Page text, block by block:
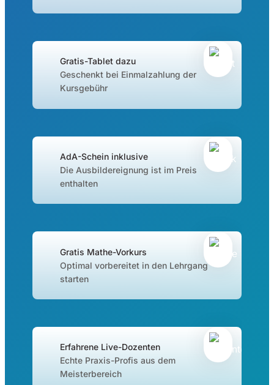
Gratis-Tablet dazu
Geschenkt bei Einmalzahlung der
Kursgebühr
AdA-Schein inklusive
Die Ausbildereignung ist im Preis
enthalten
Gratis Mathe-Vorkurs
Optimal vorbereitet in den Lehrgang
starten
Erfahrene Live-Dozenten
Echte Praxis-Profis aus dem
Meisterbereich